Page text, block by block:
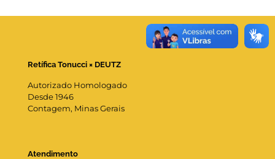
Retífica Tonucci × DEUTZ
Autorizado Homologado
Desde 1946
Contagem, Minas Gerais
Atendimento